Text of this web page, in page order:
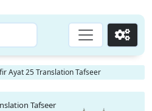
Go
Ayat 25 Translation Tafseer
Tafseer